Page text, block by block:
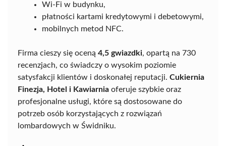
Wi-Fi w budynku,
płatności kartami kredytowymi i debetowymi,
mobilnych metod NFC.
Firma cieszy się oceną 4,5 gwiazdki, opartą na 730
recenzjach, co świadczy o wysokim poziomie
satysfakcji klientów i doskonałej reputacji. Cukiernia
Finezja, Hotel i Kawiarnia oferuje szybkie oraz
profesjonalne usługi, które są dostosowane do
potrzeb osób korzystających z rozwiązań
lombardowych w Świdniku.